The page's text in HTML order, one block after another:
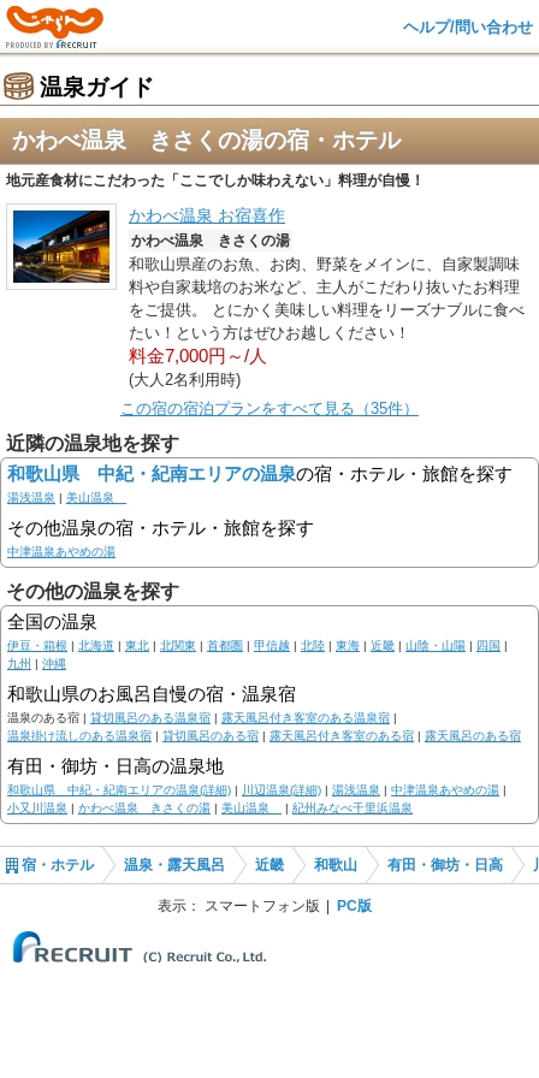
ヘルプ/問い合わせ
温泉ガイド
かわべ温泉 きさくの湯の宿・ホテル
地元産食材にこだわった「ここでしか味わえない」料理が自慢！
かわべ温泉 お宿喜作
かわべ温泉 きさくの湯
和歌山県産のお魚、お肉、野菜をメインに、自家製調味
料や自家栽培のお米など、主人がこだわり抜いたお料理
をご提供。 とにかく美味しい料理をリーズナブルに食べ
たい！という方はぜひお越しください！
料金7,000円～/人
(大人2名利用時)
この宿の宿泊プランをすべて見る（35件）
近隣の温泉地を探す
和歌山県 中紀・紀南エリアの温泉の宿・ホテル・旅館を探す
湯浅温泉 | 美山温泉
その他温泉の宿・ホテル・旅館を探す
中津温泉あやめの湯
その他の温泉を探す
全国の温泉
伊豆・箱根 | 北海道 | 東北 | 北関東 | 首都圏 | 甲信越 | 北陸 | 東海 | 近畿 | 山陰・山陽 | 四国 |
九州 | 沖縄
和歌山県のお風呂自慢の宿・温泉宿
温泉のある宿 | 貸切風呂のある温泉宿 | 露天風呂付き客室のある温泉宿 |
温泉掛け流しのある温泉宿 | 貸切風呂のある宿 | 露天風呂付き客室のある宿 | 露天風呂のある宿
有田・御坊・日高の温泉地
和歌山県 中紀・紀南エリアの温泉(詳細) | 川辺温泉(詳細) | 湯浅温泉 | 中津温泉あやめの湯 |
小又川温泉 | かわべ温泉 きさくの湯 | 美山温泉 | 紀州みなべ千里浜温泉
宿・ホテル 温泉・露天風呂 近畿 和歌山 有田・御坊・日高
表示： スマートフォン版 PC版